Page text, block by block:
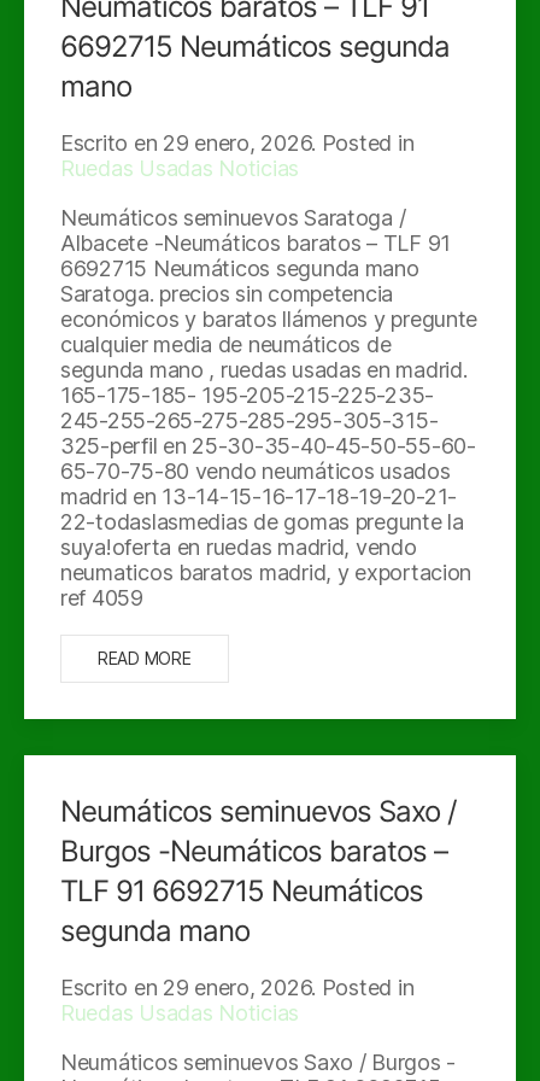
6692715 Neumáticos segunda
mano
Escrito en 29 enero, 2026. Posted in
Ruedas Usadas Noticias
Neumáticos seminuevos Saratoga /
Albacete -Neumáticos baratos – TLF 91
6692715 Neumáticos segunda mano
Saratoga. precios sin competencia
económicos y baratos llámenos y pregunte
cualquier media de neumáticos de
segunda mano , ruedas usadas en madrid.
165-175-185- 195-205-215-225-235-
245-255-265-275-285-295-305-315-
325-perfil en 25-30-35-40-45-50-55-60-
65-70-75-80 vendo neumáticos usados
madrid en 13-14-15-16-17-18-19-20-21-
22-todaslasmedias de gomas pregunte la
suya!oferta en ruedas madrid, vendo
neumaticos baratos madrid, y exportacion
ref 4059
READ MORE
Neumáticos seminuevos Saxo /
Burgos -Neumáticos baratos –
TLF 91 6692715 Neumáticos
segunda mano
Escrito en 29 enero, 2026. Posted in
Ruedas Usadas Noticias
Neumáticos seminuevos Saxo / Burgos -